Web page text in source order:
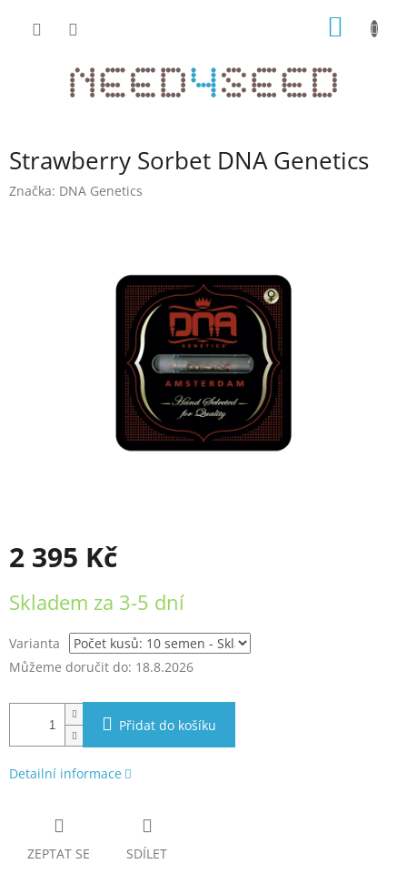
Strawberry Sorbet DNA Genetics
Značka: DNA Genetics
2 395 Kč
cena:
Skladem za 3-5 dní
Varianta
Můžeme doručit do: 18.8.2026
Přidat do košíku
Detailní informace
ZEPTAT SE SDÍLET